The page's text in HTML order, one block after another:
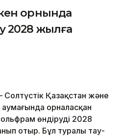
орнында
2028 жылға
Қазақстан және
орналасқан
өндіруді 2028
отыр. Бұл туралы тау-